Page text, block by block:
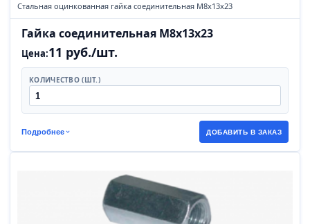
Стальная оцинкованная гайка соединительная М8х13х23
Гайка соединительная М8х13х23
Цена:11 руб./шт.
КОЛИЧЕСТВО (ШТ.)
Подробнее ДОБАВИТЬ В ЗАКАЗ